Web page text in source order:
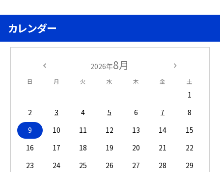
カレンダー
2026年8月
日 月 火 水 木 金 土
1
2
3 4 5 6 7
8
9
10 11 12 13 14
15
16
17 18 19 20 21
22
23
24 25 26 27 28
29